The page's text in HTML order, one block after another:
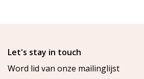
Let's stay in touch
Word lid van onze mailinglijst